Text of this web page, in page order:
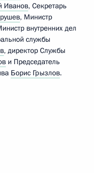
Иванов, Секретарь
, Министр
внутренних дел
службы
, директор Службы
и Председатель
Борис Грызлов.